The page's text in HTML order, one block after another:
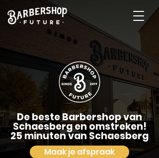
De beste Barbershop van
Schaesberg en omstreken!
25 minuten van Schaesberg
Maak je afspraak